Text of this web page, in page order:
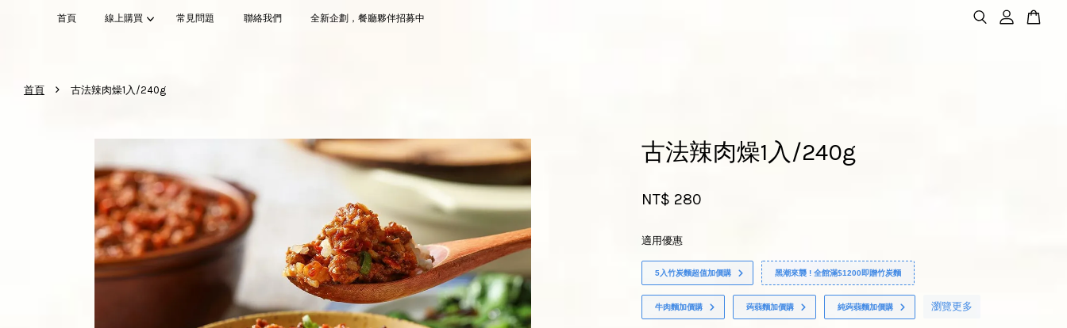
首頁 線上購買 常見問題 聯絡我們 全新企劃，餐廳夥伴招募中
首頁 › 古法辣肉燥1入/240g
古法辣肉燥1入/240g
NT$ 280
適用優惠
5入竹炭麵超值加價購 黑潮來襲 ! 全館滿$1200即贈竹炭麵
牛肉麵加價購 蒟蒻麵加價購 純蒟蒻麵加價購 瀏覽更多
您的購物車目前還是空的。
繼續購物